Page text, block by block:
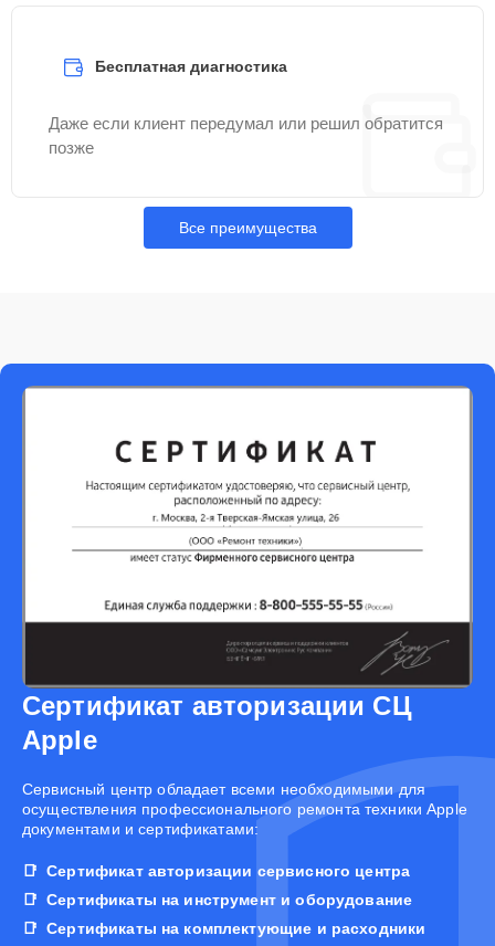
Бесплатная диагностика
Даже если клиент передумал или решил обратится
позже
Все преимущества
Сертификат авторизации СЦ
Apple
Cервисный центр обладает всеми необходимыми для
осуществления профессионального ремонта техники Apple
документами и сертификатами:
Сертификат авторизации сервисного центра
Сертификаты на инструмент и оборудование
Сертификаты на комплектующие и расходники